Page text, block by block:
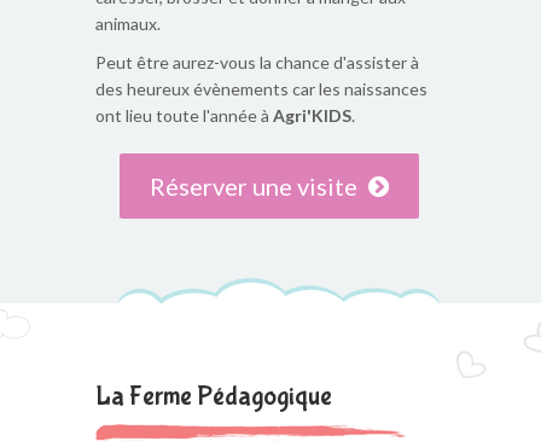
animaux.
Peut être aurez-vous la chance d'assister à
des heureux évènements car les naissances
ont lieu toute l'année à Agri'KIDS.
Réserver une visite
La Ferme Pédagogique